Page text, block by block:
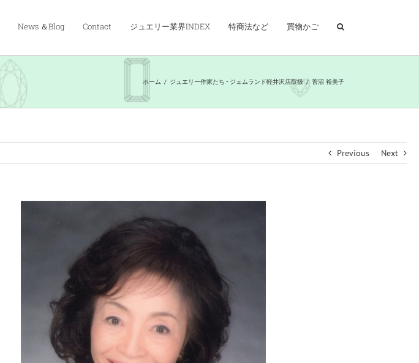
News ＆Blog Contact ジュエリー業界INDEX 特商法など 買物かご
ホーム / ジュエリー作家たち - ジェムランド軽井沢店取扱 / 菅沼 裕美子
Previous Next